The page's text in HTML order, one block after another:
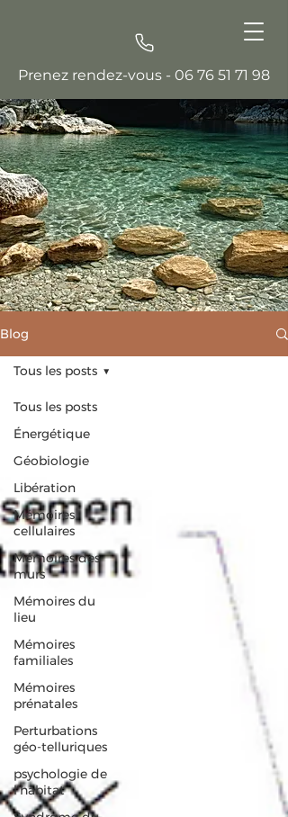
Prenez rendez-vous - 06 76 51 71 98
Blog
Tous les posts
Énergétique
Géobiologie
Libération
Mémoires
cellulaires
Mémoires des
murs
Mémoires du
lieu
Mémoires
familiales
Mémoires
prénatales
Perturbations
géo-telluriques
psychologie de
l'habitat
Tous les posts